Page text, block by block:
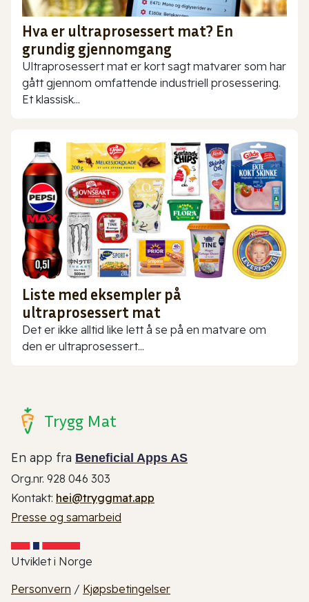
Hva er ultraprosessert mat? En
grundig gjennomgang
Ultraprosessert mat er kort sagt matvarer som har
gått gjennom omfattende industriell prosessering.
Et klassisk...
Liste med eksempler på
ultraprosessert mat
Det er ikke alltid like lett å se på en matvare om
den er ultraprosessert...
Trygg Mat
En app fra Beneficial Apps AS
Org.nr. 928 046 303
Kontakt: hei@tryggmat.app
Presse og samarbeid
Utviklet i Norge
Personvern / Kjøpsbetingelser